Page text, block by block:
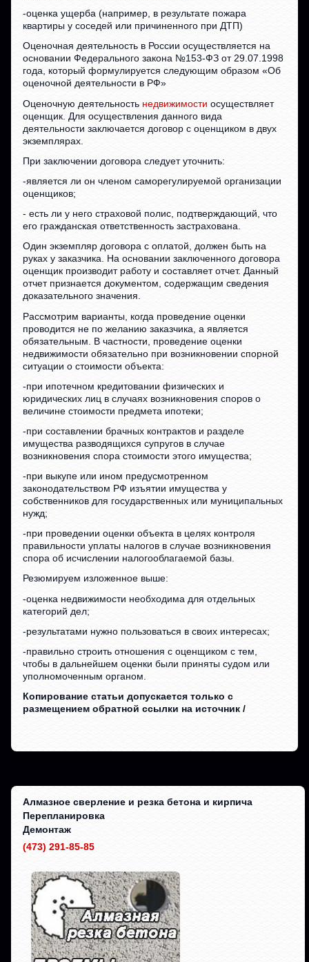
-оценка ущерба (например, в результате пожара
квартиры у соседей или причиненного при ДТП)
Оценочная деятельность в России осуществляется на
основании Федерального закона №153-ФЗ от 29.07.1998
года, который формулируется следующим образом «Об
оценочной деятельности в РФ»
Оценочную деятельность недвижимости осуществляет
оценщик. Для осуществления данного вида
деятельности заключается договор с оценщиком в двух
экземплярах.
При заключении договора следует уточнить:
-является ли он членом саморегулируемой организации
оценщиков;
- есть ли у него страховой полис, подтверждающий, что
его гражданская ответственность застрахована.
Один экземпляр договора с оплатой, должен быть на
руках у заказчика. На основании заключенного договора
оценщик производит работу и составляет отчет. Данный
отчет признается документом, содержащим сведения
доказательного значения.
Рассмотрим варианты, когда проведение оценки
проводится не по желанию заказчика, а является
обязательным. В частности, проведение оценки
недвижимости обязательно при возникновении спорной
ситуации о стоимости объекта:
-при ипотечном кредитовании физических и
юридических лиц в случаях возникновения споров о
величине стоимости предмета ипотеки;
-при составлении брачных контрактов и разделе
имущества разводящихся супругов в случае
возникновения спора стоимости этого имущества;
-при выкупе или ином предусмотренном
законодательством РФ изъятии имущества у
собственников для государственных или муниципальных
нужд;
-при проведении оценки объекта в целях контроля
правильности уплаты налогов в случае возникновения
спора об исчислении налогооблагаемой базы.
Резюмируем изложенное выше:
-оценка недвижимости необходима для отдельных
категорий дел;
-результатами нужно пользоваться в своих интересах;
-правильно строить отношения с оценщиком с тем,
чтобы в дальнейшем оценки были приняты судом или
уполномоченным органом.
Копирование статьи допускается только с
размещением обратной ссылки на источник /
Алмазное сверление и резка бетона и кирпича
Перепланировка
Демонтаж
(473) 291-85-85